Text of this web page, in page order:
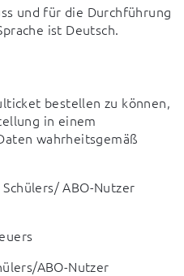
und für die Durchführung
ist Deutsch.
bestellen zu können,
in einem
wahrheitsgemäß
ABO-Nutzer
ABO-Nutzer